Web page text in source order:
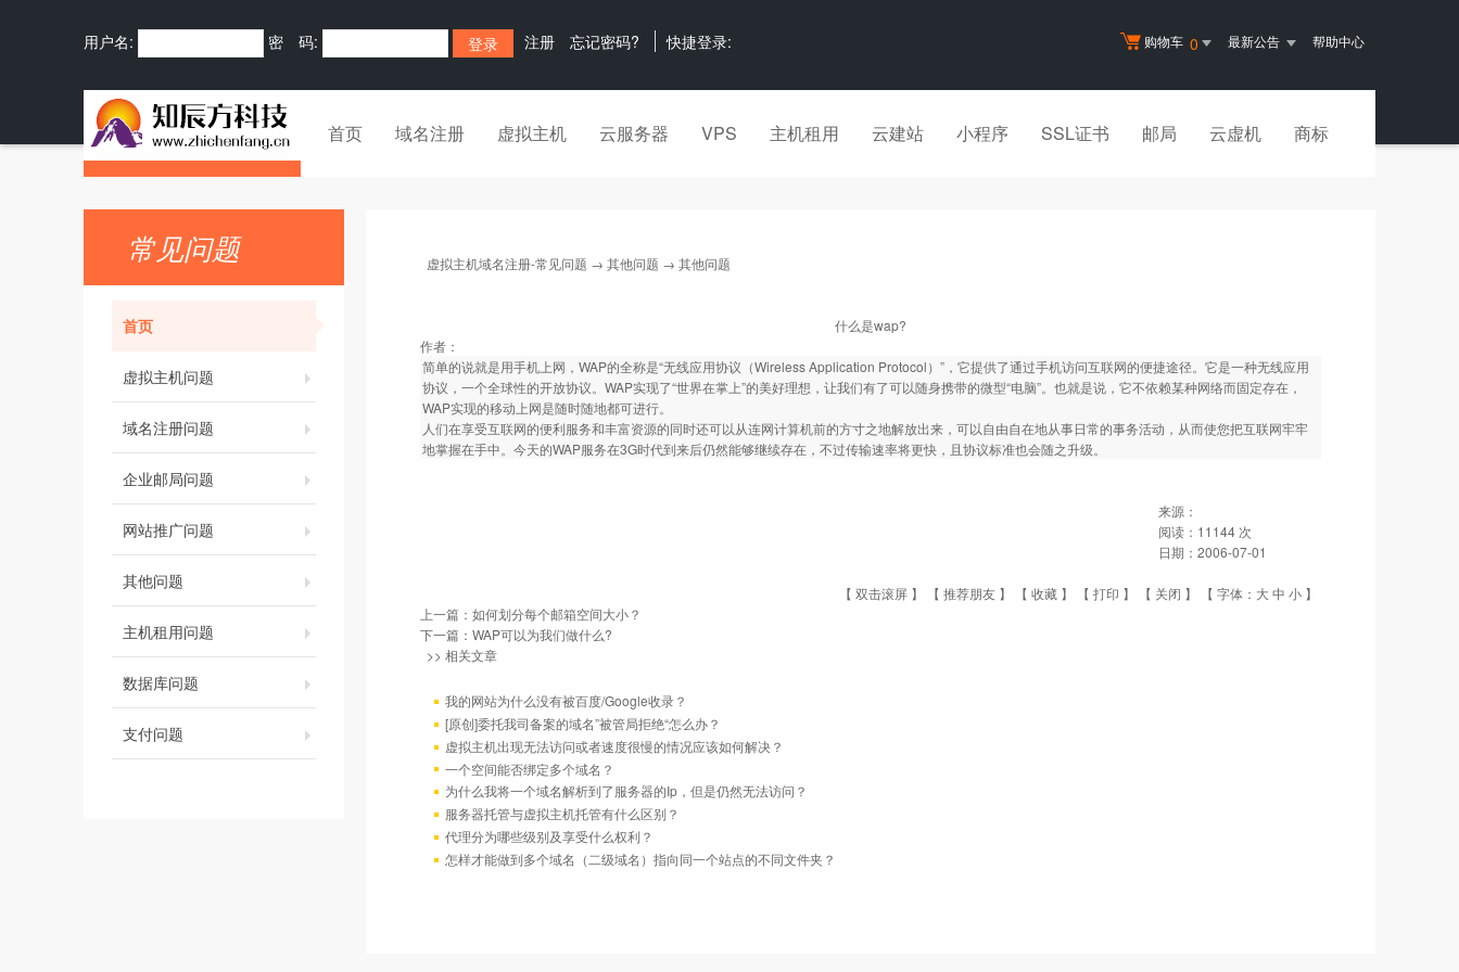
购物车 0 最新公告 帮助中心
用户名: 密 码: 注册 忘记密码? 快捷登录:
首页 域名注册 虚拟主机 云服务器 VPS 主机租用 云建站 小程序 SSL证书 邮局 云虚机 商标
常见问题
首页
虚拟主机问题
域名注册问题
企业邮局问题
网站推广问题
其他问题
主机租用问题
数据库问题
支付问题
虚拟主机域名注册-常见问题 → 其他问题 → 其他问题
什么是wap?
作者：
简单的说就是用手机上网，WAP的全称是“无线应用协议（Wireless Application Protocol）”，它提供了通过手机访问互联网的便捷途径。它是一种无线应用
协议，一个全球性的开放协议。WAP实现了“世界在掌上”的美好理想，让我们有了可以随身携带的微型“电脑”。也就是说，它不依赖某种网络而固定存在，
WAP实现的移动上网是随时随地都可进行。
人们在享受互联网的便利服务和丰富资源的同时还可以从连网计算机前的方寸之地解放出来，可以自由自在地从事日常的事务活动，从而使您把互联网牢牢
地掌握在手中。今天的WAP服务在3G时代到来后仍然能够继续存在，不过传输速率将更快，且协议标准也会随之升级。
来源：
阅读： 11144 次
日期： 2006-07-01
【 双击滚屏 】 【 推荐朋友 】 【 收藏 】 【 打印 】 【 关闭 】 【 字体： 大中 小 】
上一篇： 如何划分每个邮箱空间大小？
下一篇： WAP可以为我们做什么?
>> 相关文章
我的网站为什么没有被百度/Google收录？
[原创]委托我司备案的域名”被管局拒绝“怎么办？
虚拟主机出现无法访问或者速度很慢的情况应该如何解决？
一个空间能否绑定多个域名？
为什么我将一个域名解析到了服务器的Ip，但是仍然无法访问？
服务器托管与虚拟主机托管有什么区别？
代理分为哪些级别及享受什么权利？
怎样才能做到多个域名（二级域名）指向同一个站点的不同文件夹？